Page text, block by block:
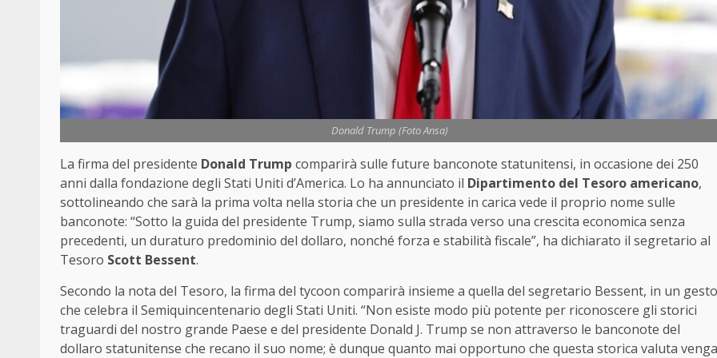
Donald Trump (Foto Ansa)
La firma del presidente Donald Trump comparirà sulle future banconote statunitensi, in occasione dei 250
anni dalla fondazione degli Stati Uniti d’America. Lo ha annunciato il Dipartimento del Tesoro americano,
sottolineando che sarà la prima volta nella storia che un presidente in carica vede il proprio nome sulle
banconote: “Sotto la guida del presidente Trump, siamo sulla strada verso una crescita economica senza
precedenti, un duraturo predominio del dollaro, nonché forza e stabilità fiscale”, ha dichiarato il segretario al
Tesoro Scott Bessent.
Secondo la nota del Tesoro, la firma del tycoon comparirà insieme a quella del segretario Bessent, in un gesto
che celebra il Semiquincentenario degli Stati Uniti. “Non esiste modo più potente per riconoscere gli storici
traguardi del nostro grande Paese e del presidente Donald J. Trump se non attraverso le banconote del
dollaro statunitense che recano il suo nome; è dunque quanto mai opportuno che questa storica valuta venga